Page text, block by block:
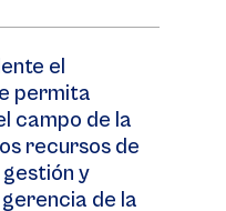
el
permita
campo de la
recursos de
y
de la